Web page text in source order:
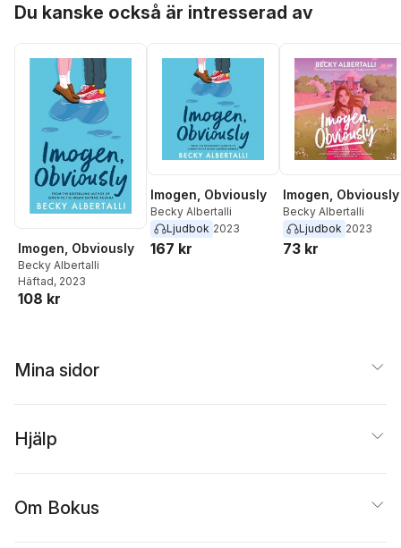
Du kanske också är intresserad av
Imogen, Obviously
Becky Albertalli
Häftad, 2023
108 kr
Imogen, Obviously
Becky Albertalli
Ljudbok 2023
167 kr
Imogen, Obviously
Becky Albertalli
Ljudbok 2023
73 kr
Mina sidor
Hjälp
Om Bokus